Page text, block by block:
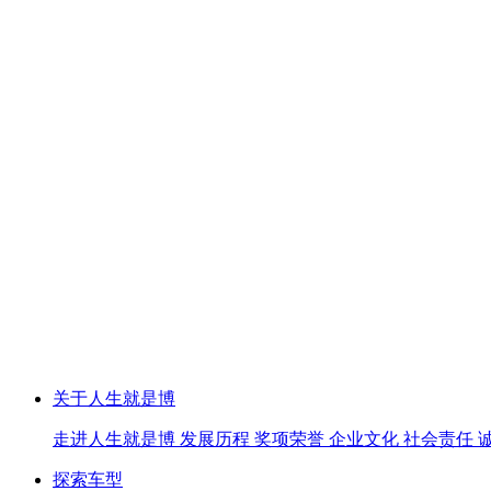
关于人生就是博
走进人生就是博 发展历程 奖项荣誉 企业文化 社会责任
探索车型